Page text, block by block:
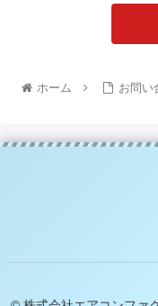
ホーム お問い